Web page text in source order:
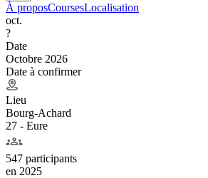
À proposCoursesLocalisation
oct.
?
Date
Octobre 2026
Date à confirmer
Lieu
Bourg-Achard
27 - Eure
547 participants
en 2025